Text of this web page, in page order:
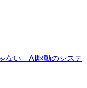
ない！AI駆動のシステ